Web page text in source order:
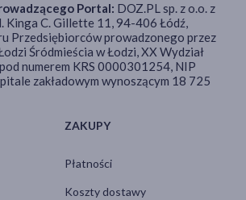
ZAKUPY
Płatności
Koszty dostawy
Portal: DOZ.PL sp. z o.o. z
Kinga C. Gillette 11, 94-406 Łódź,
Przedsiębiorców prowadzonego przez
Śródmieścia w Łodzi, XX Wydział
numerem KRS 0000301254, NIP
zakładowym wynoszącym 18 725